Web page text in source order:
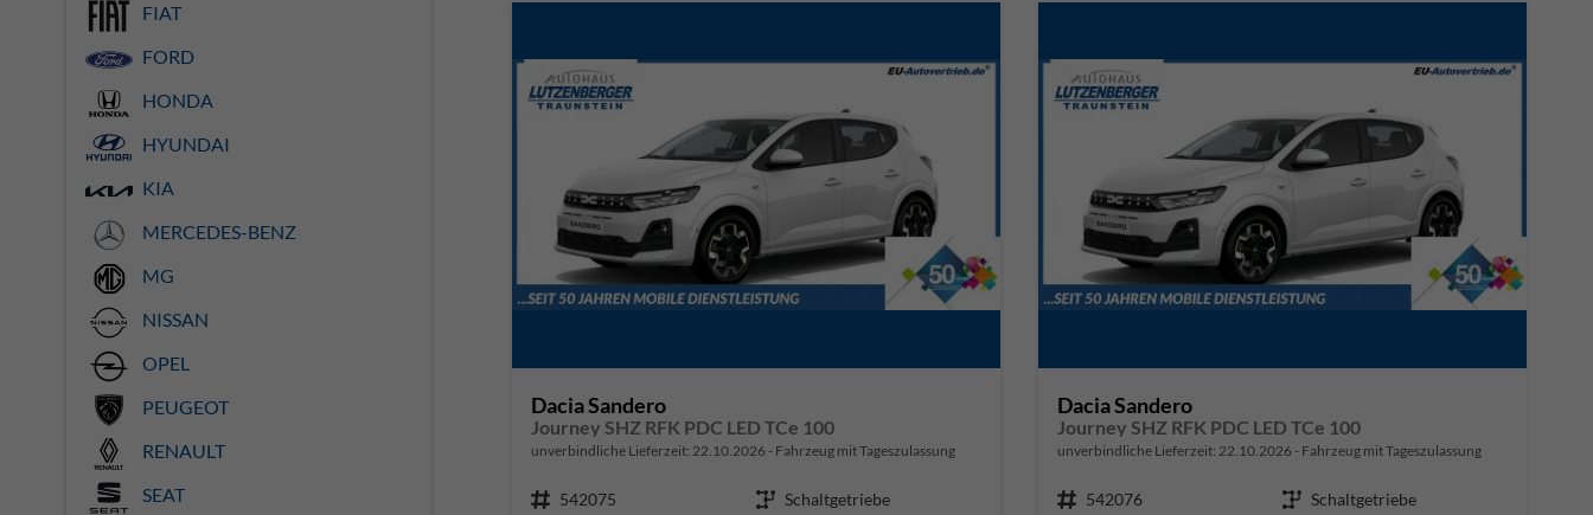
Dacia Sandero
Journey SHZ RFK PDC LED TCe 100
unverbindliche Lieferzeit: 22.10.2026 Fahrzeug mit Tageszulassung
Fahrzeugnr. 542075 Getriebe Schaltgetriebe
Dacia Sandero
Journey SHZ RFK PDC LED TCe 100
unverbindliche Lieferzeit: 22.10.2026 Fahrzeug mit Tageszulassung
Fahrzeugnr. 542076 Getriebe Schaltgetriebe
FIAT
FORD
HONDA
HYUNDAI
KIA
MERCEDES-BENZ
MG
NISSAN
OPEL
PEUGEOT
RENAULT
SEAT